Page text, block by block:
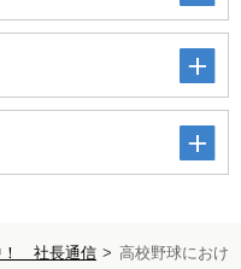
！ 社長通信 > 高校野球におけ